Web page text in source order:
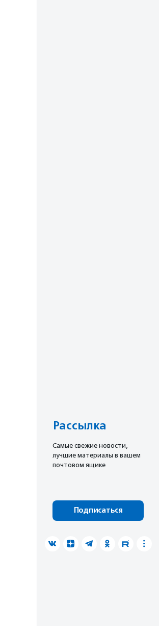
Рассылка
Cамые свежие новости,
лучшие материалы в вашем
почтовом ящике
Подписаться